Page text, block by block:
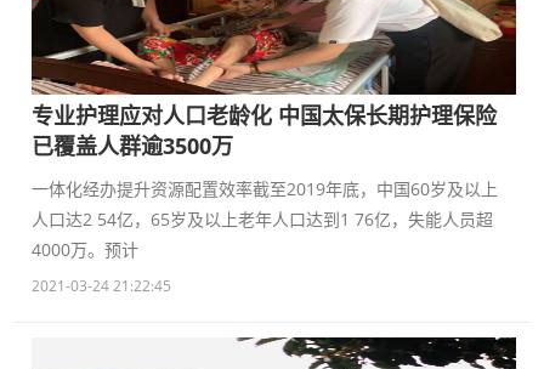
专业护理应对人口老龄化 中国太保长期护理保险
已覆盖人群逾3500万
一体化经办提升资源配置效率截至2019年底，中国60岁及以上
人口达2 54亿，65岁及以上老年人口达到1 76亿，失能人员超
4000万。预计
2021-03-24 21:22:45